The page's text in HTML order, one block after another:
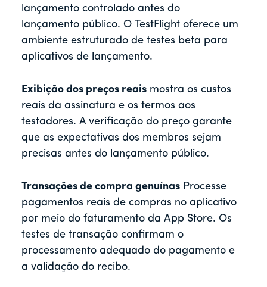
lançamento controlado antes do
lançamento público. O TestFlight oferece um
ambiente estruturado de testes beta para
aplicativos de lançamento.
Exibição dos preços reais mostra os custos
reais da assinatura e os termos aos
testadores. A verificação do preço garante
que as expectativas dos membros sejam
precisas antes do lançamento público.
Transações de compra genuínas Processe
pagamentos reais de compras no aplicativo
por meio do faturamento da App Store. Os
testes de transação confirmam o
processamento adequado do pagamento e
a validação do recibo.